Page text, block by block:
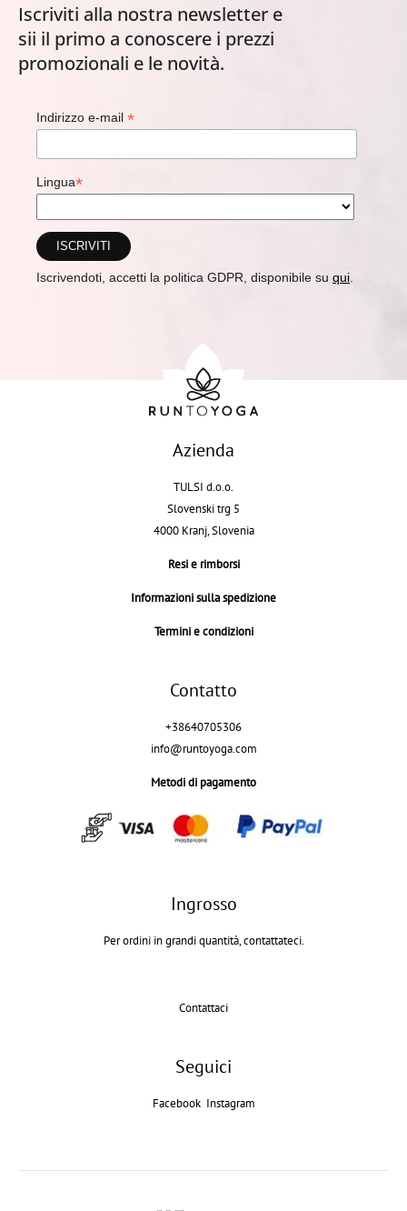
Iscriviti alla nostra newsletter e
sii il primo a conoscere i prezzi
promozionali e le novità.
Indirizzo e-mail *
Lingua*
Iscrivendoti, accetti la politica GDPR, disponibile su qui
Azienda
TULSI d.o.o.
Slovenski trg 5
4000 Kranj, Slovenia
Resi e rimborsi
Informazioni sulla spedizione
Termini e condizioni
Contatto
+38640705306
info@runtoyoga.com
Metodi di pagamento
Ingrosso
Per ordini in grandi quantità, contattateci.
Contattaci
Seguici
Facebook Instagram